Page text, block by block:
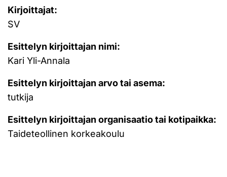
Kirjoittajat:
SV
Esittelyn kirjoittajan nimi:
Kari Yli-Annala
Esittelyn kirjoittajan arvo tai asema:
tutkija
Esittelyn kirjoittajan organisaatio tai kotipaikka:
Taideteollinen korkeakoulu